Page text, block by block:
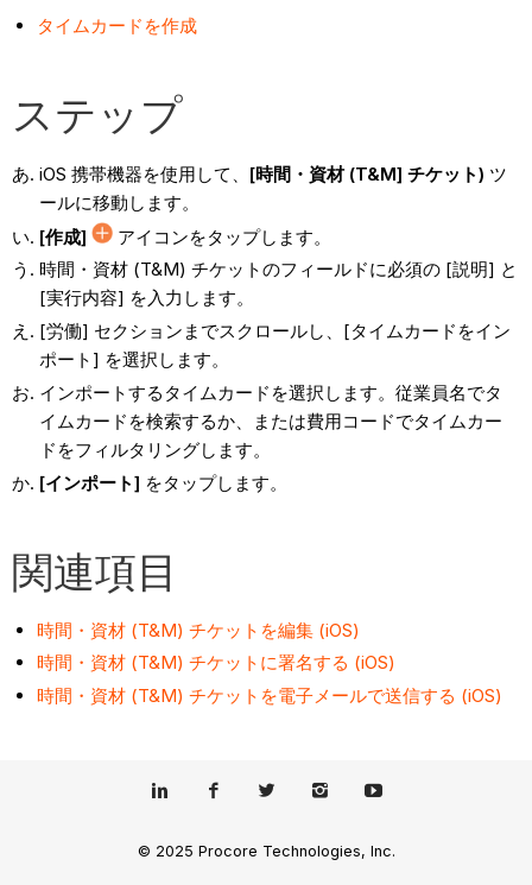
タイムカードを作成
ステップ
iOS 携帯機器を使用して、 [時間・資材 (T&M] チケット) ツ
ールに移動します。
[作成]
アイコンをタップします。
時間・資材 (T&M) チケットのフィールドに必須の [説明] と
[実行内容] を入力します。
[労働] セクションまでスクロールし、[タイムカードをイン
ポート] を選択します。
インポートするタイムカードを選択します。従業員名でタ
イムカードを検索するか、または費用コードでタイムカー
ドをフィルタリングします。
[インポート] をタップします。
関連項目
時間・資材 (T&M) チケットを編集 (iOS)
時間・資材 (T&M) チケットに署名する (iOS)
時間・資材 (T&M) チケットを電子メールで送信する (iOS)
© 2025 Procore Technologies, Inc.